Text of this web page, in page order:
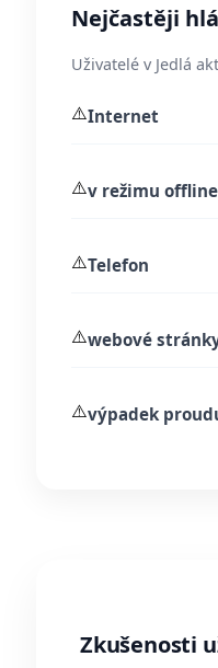
Nejčastěji
Uživatelé v Jedlá
⚠️Internet
⚠️v režimu offline
⚠️Telefon
⚠️webové
⚠️výpadek
Zkušenosti